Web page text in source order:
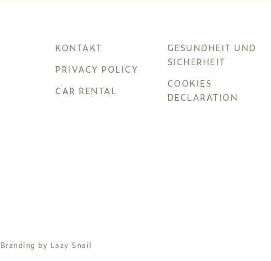
KONTAKT
PRIVACY POLICY
CAR RENTAL
GESUNDHEIT UND
SICHERHEIT
COOKIES
DECLARATION
by Lazy Snail